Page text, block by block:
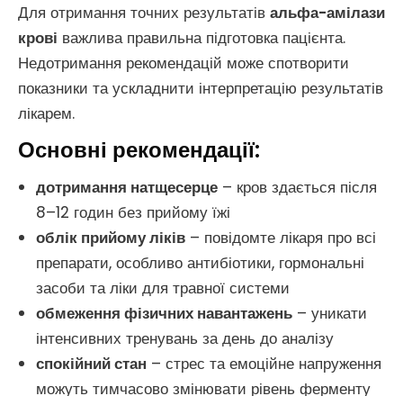
Для отримання точних результатів альфа-амілази
крові важлива правильна підготовка пацієнта.
Недотримання рекомендацій може спотворити
показники та ускладнити інтерпретацію результатів
лікарем.
Основні рекомендації:
дотримання натщесерце – кров здається після
8–12 годин без прийому їжі
облік прийому ліків – повідомте лікаря про всі
препарати, особливо антибіотики, гормональні
засоби та ліки для травної системи
обмеження фізичних навантажень – уникати
інтенсивних тренувань за день до аналізу
спокійний стан – стрес та емоційне напруження
можуть тимчасово змінювати рівень ферменту